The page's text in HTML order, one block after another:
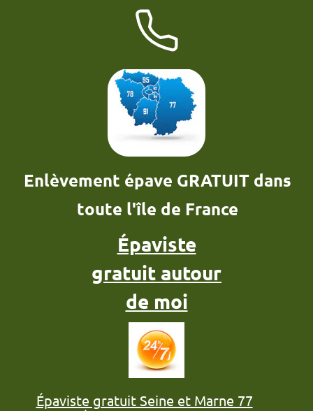
Enlèvement épave GRATUIT dans
toute l'île de France
Épaviste
gratuit autour
de moi
Épaviste gratuit Seine et Marne 77